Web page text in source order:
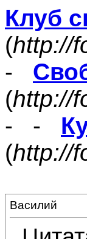
Клуб
(http://
-
(http://
- -
(http://
Василий